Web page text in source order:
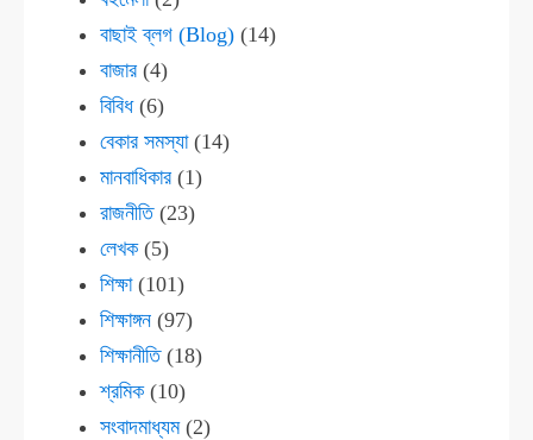
বাছাই ব্লগ (Blog) (14)
বাজার(4)
বিবিধ(6)
বেকার সমস্যা(14)
মানবাধিকার(1)
রাজনীতি(23)
লেখক(5)
শিক্ষা(101)
শিক্ষাঙ্গন (97)
শিক্ষানীতি(18)
শ্রমিক(10)
সংবাদমাধ্যম(2)